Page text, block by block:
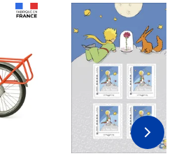
Prix 6,25€ HT